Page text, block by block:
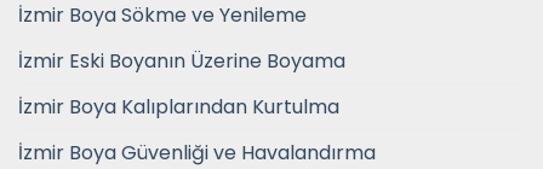
İzmir Boya Sökme ve Yenileme
İzmir Eski Boyanın Üzerine Boyama
İzmir Boya Kalıplarından Kurtulma
İzmir Boya Güvenliği ve Havalandırma